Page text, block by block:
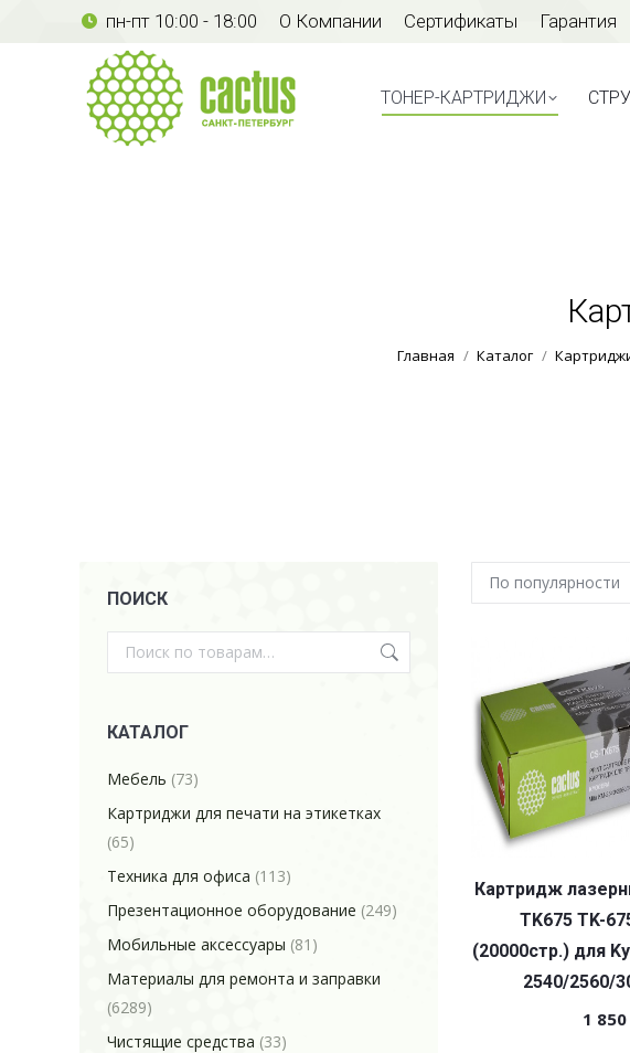
пн-пт 10:00 - 18:00 О Компании Сертификаты Гарантия
ТОНЕР-КАРТРИДЖИ
Главная Каталог
Картридж
TK675 TK-
(20000стр.) для
2540/2560/
1 850
ПОИСК
КАТАЛОГ
Мебель (73)
Картриджи для печати на этикетках
(65)
Техника для офиса (113)
Презентационное оборудование (249)
Мобильные аксессуары (81)
Материалы для ремонта и заправки
(6289)
Чистящие средства (33)